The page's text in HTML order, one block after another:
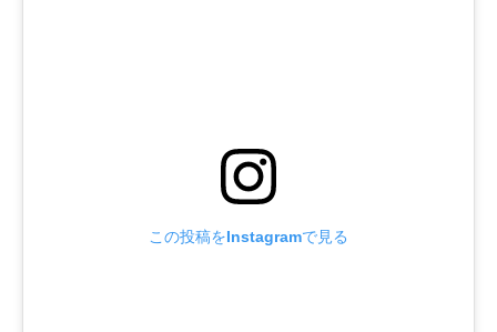
この投稿をInstagramで見る